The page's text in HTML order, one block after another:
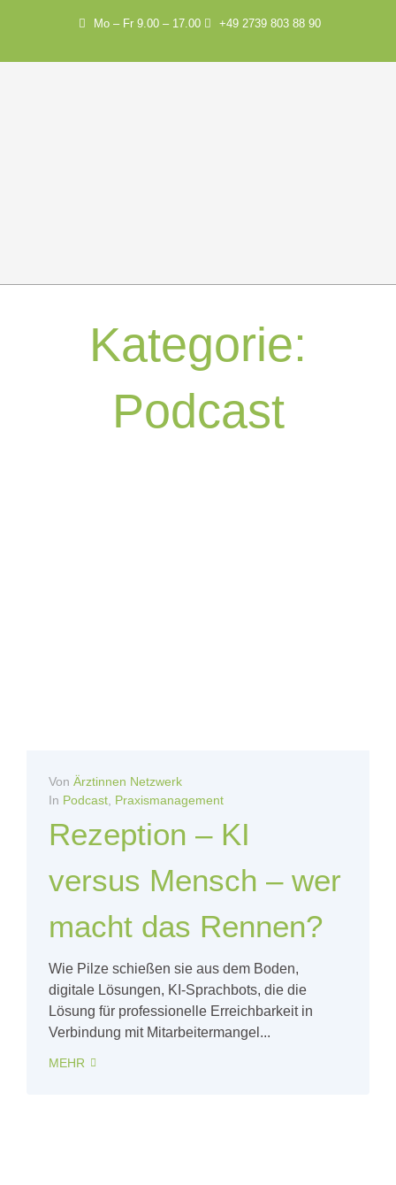
Mo – Fr 9.00 – 17.00 +49 2739 803 88 90
Kategorie:
Podcast
Von Ärztinnen Netzwerk
In Podcast Praxismanagement
Rezeption – KI
versus Mensch – wer
macht das Rennen?
Wie Pilze schießen sie aus dem Boden,
digitale Lösungen, KI-Sprachbots, die die
Lösung für professionelle Erreichbarkeit in
Verbindung mit Mitarbeitermangel...
MEHR